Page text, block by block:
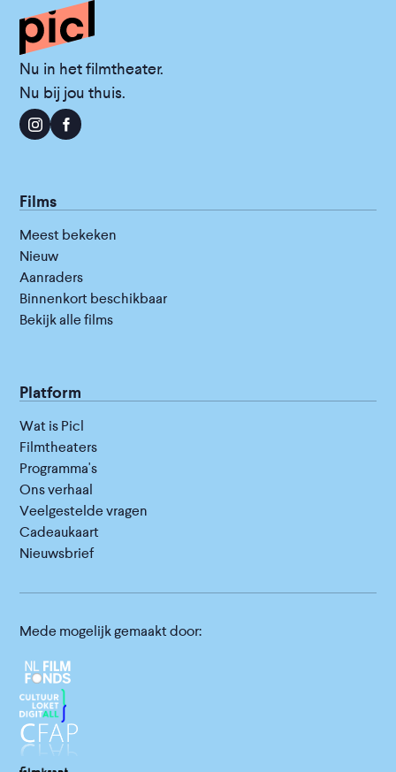
Nu in het filmtheater.
Nu bij jou thuis.
Films
Meest bekeken
Nieuw
Aanraders
Binnenkort beschikbaar
Bekijk alle films
Platform
Wat is Picl
Filmtheaters
Programma's
Ons verhaal
Veelgestelde vragen
Cadeaukaart
Nieuwsbrief
Mede mogelijk gemaakt door: